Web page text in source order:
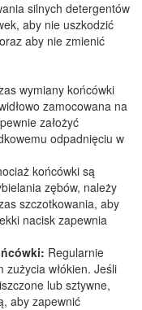
silnych detergentów
aby nie uszkodzić
aby nie zmienić
wymiany końcówki
zamocowana na
założyć
odpadnięciu w
końcówki są
zębów, należy
szczotkowania, aby
nacisk zapewnia
Regularnie
włókien. Jeśli
lub sztywne,
aby zapewnić